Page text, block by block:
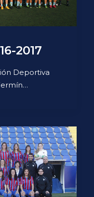
2017
Deportiva